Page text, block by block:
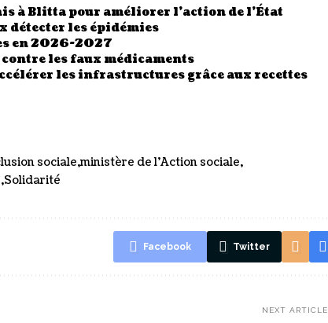
à Blitta pour améliorer l’action de l’État
détecter les épidémies
en 2026-2027
les faux médicaments
les infrastructures grâce aux recettes
sociale ministère de l’Action sociale
Solidarité
Facebook Twitter
NEXT ARTICLE